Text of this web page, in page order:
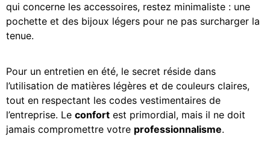
qui concerne les accessoires, restez minimaliste : une
pochette et des bijoux légers pour ne pas surcharger la
tenue.
Pour un entretien en été, le secret réside dans
l’utilisation de matières légères et de couleurs claires,
tout en respectant les codes vestimentaires de
l’entreprise. Le confort est primordial, mais il ne doit
jamais compromettre votre professionnalisme.